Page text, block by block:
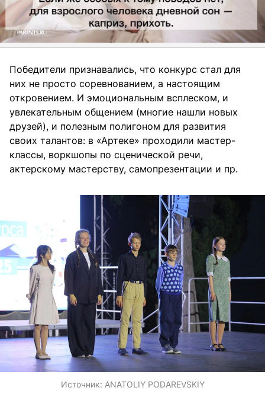
Победители признавались, что конкурс стал для
них не просто соревнованием, а настоящим
откровением. И эмоциональным всплеском, и
увлекательным общением (многие нашли новых
друзей), и полезным полигоном для развития
своих талантов: в «Артеке» проходили мастер-
классы, воркшопы по сценической речи,
актерскому мастерству, самопрезентации и пр.
Источник: ANATOLIY PODAREVSKIY